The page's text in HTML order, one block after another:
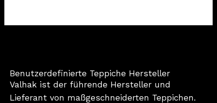
Benutzerdefinierte Teppiche Hersteller
Valhak ist der führende Hersteller und
Lieferant von maßgeschneiderten Teppichen.